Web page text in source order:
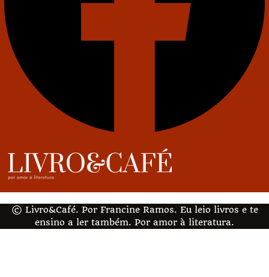
© Livro&Café. Por Francine Ramos. Eu leio livros e te
ensino a ler também. Por amor à literatura.